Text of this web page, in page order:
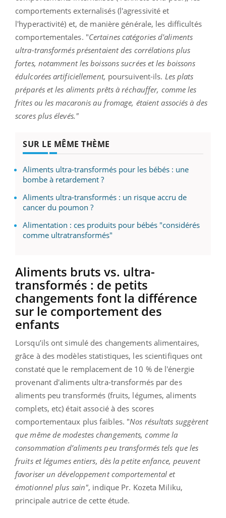
comportements externalisés (l'agressivité et
l'hyperactivité) et, de manière générale, les difficultés
comportementales. "Certaines catégories d'aliments
ultra-transformés présentaient des corrélations plus
fortes, notamment les boissons sucrées et les boissons
édulcorées artificiellement, poursuivent-ils. Les plats
préparés et les aliments prêts à réchauffer, comme les
frites ou les macaronis au fromage, étaient associés à des
scores plus élevés."
SUR LE MÊME THÈME
Aliments ultra-transformés pour les bébés : une
bombe à retardement ?
Aliments ultra-transformés : un risque accru de
cancer du poumon ?
Alimentation : ces produits pour bébés "considérés
comme ultratransformés"
Aliments bruts vs. ultra-
transformés : de petits
changements font la différence
sur le comportement des
enfants
Lorsqu’ils ont simulé des changements alimentaires,
grâce à des modèles statistiques, les scientifiques ont
constaté que le remplacement de 10 % de l'énergie
provenant d'aliments ultra-transformés par des
aliments peu transformés (fruits, légumes, aliments
complets, etc) était associé à des scores
comportementaux plus faibles. "Nos résultats suggèrent
que même de modestes changements, comme la
consommation d’aliments peu transformés tels que les
fruits et légumes entiers, dès la petite enfance, peuvent
favoriser un développement comportemental et
émotionnel plus sain", indique Pr. Kozeta Miliku,
principale autrice de cette étude.